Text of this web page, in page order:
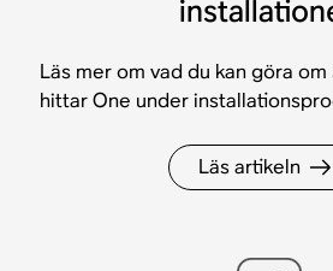
Läs mer om vad du kan göra
hittar One under
Läs artikeln